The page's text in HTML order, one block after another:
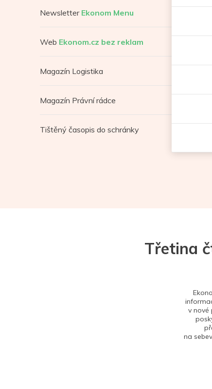
Newsletter Ekonom Menu
Web Ekonom.cz bez reklam
Magazín Logistika
Magazín Právní rádce
Tištěný časopis do schránky
Třetina
v nové
na